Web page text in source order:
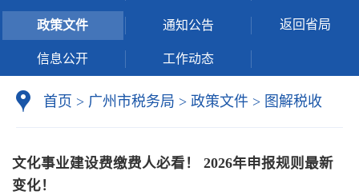
政策文件 通知公告
信息公开 工作动态
返回省局
首页 > 广州市税务局 > 政策文件 > 图解税收
文化事业建设费缴费人必看！ 2026年申报规则最新
变化！